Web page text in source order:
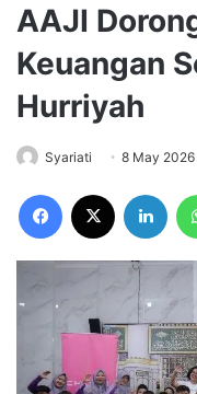
‎AAJI
Keuangan
Hurriyah
Syariati 8 May 2026
Facebook